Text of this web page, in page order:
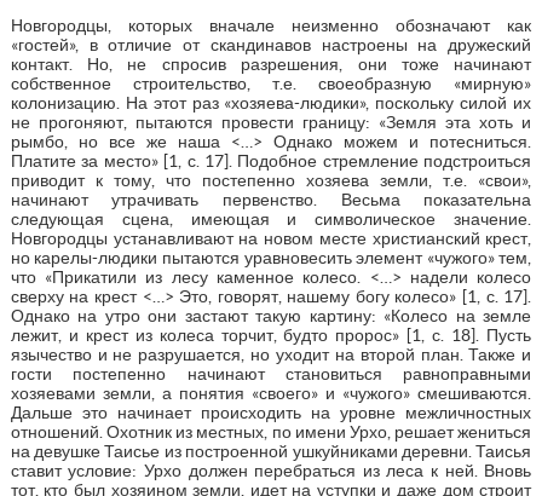
Новгородцы, которых вначале неизменно обозначают как
«гостей», в отличие от скандинавов настроены на дружеский
контакт. Но, не спросив разрешения, они тоже начинают
собственное строительство, т.е. своеобразную «мирную»
колонизацию. На этот раз «хозяева-людики», поскольку силой их
не прогоняют, пытаются провести границу: «Земля эта хоть и
рымбо, но все же наша <…> Однако можем и потесниться.
Платите за место» [1, с. 17]. Подобное стремление подстроиться
приводит к тому, что постепенно хозяева земли, т.е. «свои»,
начинают утрачивать первенство. Весьма показательна
следующая сцена, имеющая и символическое значение.
Новгородцы устанавливают на новом месте христианский крест,
но карелы-людики пытаются уравновесить элемент «чужого» тем,
что «Прикатили из лесу каменное колесо. <…> надели колесо
сверху на крест <…> Это, говорят, нашему богу колесо» [1, с. 17].
Однако на утро они застают такую картину: «Колесо на земле
лежит, и крест из колеса торчит, будто пророс» [1, с. 18]. Пусть
язычество и не разрушается, но уходит на второй план. Также и
гости постепенно начинают становиться равноправными
хозяевами земли, а понятия «своего» и «чужого» смешиваются.
Дальше это начинает происходить на уровне межличностных
отношений. Охотник из местных, по имени Урхо, решает жениться
на девушке Таисье из построенной ушкуйниками деревни. Таисья
ставит условие: Урхо должен перебраться из леса к ней. Вновь
тот, кто был хозяином земли, идет на уступки и даже дом строит